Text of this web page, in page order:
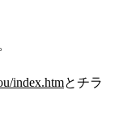
index.htmとチラ